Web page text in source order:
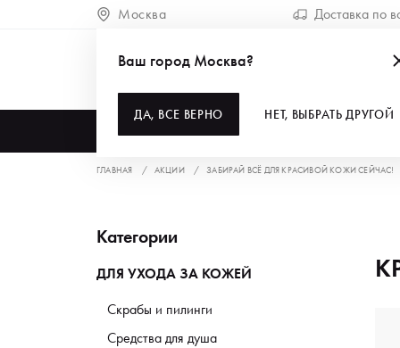
Москва Доставка по
Ваш город Москва?
ДА, ВСЕ ВЕРНО НЕТ, ВЫБРАТЬ ДРУГОЙ
ГЛАВНАЯ АКЦИИ ЗАБИРАЙ ВСЁ ДЛЯ КРАСИВОЙ КОЖИ СЕЙЧАС!
Категории
ДЛЯ УХОДА ЗА КОЖЕЙ
Скрабы и пилинги
Средства для душа